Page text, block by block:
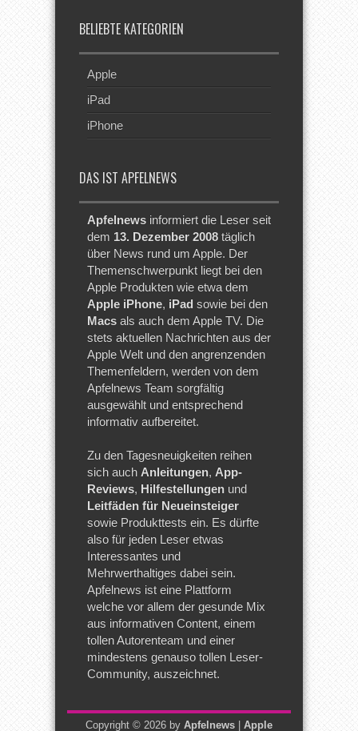
BELIEBTE KATEGORIEN
Apple
iPad
iPhone
DAS IST APFELNEWS
Apfelnews informiert die Leser seit
dem 13. Dezember 2008 täglich
über News rund um Apple. Der
Themenschwerpunkt liegt bei den
Apple Produkten wie etwa dem
Apple iPhone, iPad sowie bei den
Macs als auch dem Apple TV. Die
stets aktuellen Nachrichten aus der
Apple Welt und den angrenzenden
Themenfeldern, werden von dem
Apfelnews Team sorgfältig
ausgewählt und entsprechend
informativ aufbereitet.
Zu den Tagesneuigkeiten reihen
sich auch Anleitungen, App-
Reviews, Hilfestellungen und
Leitfäden für Neueinsteiger
sowie Produkttests ein. Es dürfte
also für jeden Leser etwas
Interessantes und
Mehrwerthaltiges dabei sein.
Apfelnews ist eine Plattform
welche vor allem der gesunde Mix
aus informativen Content, einem
tollen Autorenteam und einer
mindestens genauso tollen Leser-
Community, auszeichnet.
Copyright © 2026 by Apfelnews Apple